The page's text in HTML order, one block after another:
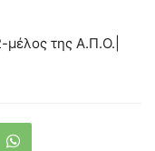
μέλος της Α.Π.Ο.|